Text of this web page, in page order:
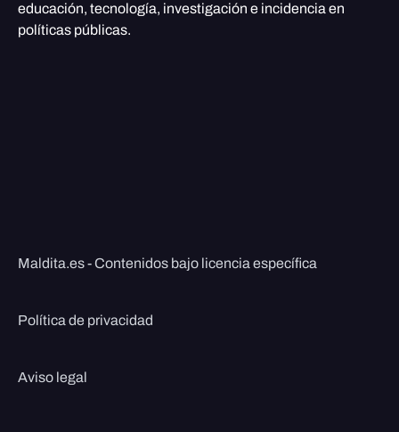
educación, tecnología, investigación e incidencia en
políticas públicas.
Maldita.es - Contenidos bajo licencia específica
Política de privacidad
Aviso legal